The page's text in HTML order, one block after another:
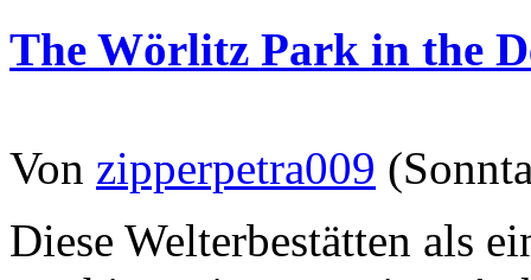
The Wörlitz Park in the
Von zipperpetra009
Diese Welterbestätten als